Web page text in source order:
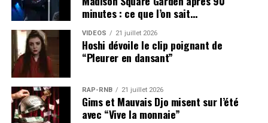
minutes : ce que l’on sait…
VIDEOS 21 juillet 2026
Hoshi dévoile le clip poignant de
“Pleurer en dansant”
RAP-RNB 21 juillet 2026
Gims et Mauvais Djo misent sur l’été
avec “Vive la monnaie”